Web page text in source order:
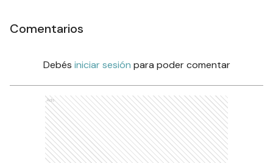
Comentarios
Debés iniciar sesión para poder comentar
Ads